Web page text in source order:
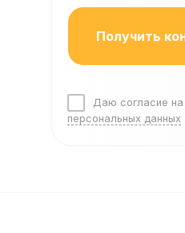
Получить
Даю согласие на
персональных данных